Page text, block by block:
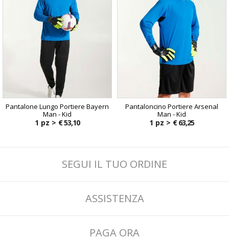
Pantalone Lungo Portiere Bayern
Man - Kid
1 pz > € 53,10
Pantaloncino Portiere Arsenal
Man - Kid
1 pz > € 63,25
SEGUI IL TUO ORDINE
ASSISTENZA
PAGA ORA